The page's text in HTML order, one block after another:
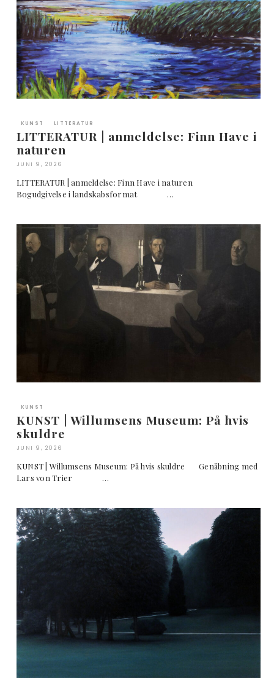
KUNST LITTERATUR
LITTERATUR | anmeldelse: Finn Have i
naturen
JUNI 9, 2026
LITTERATUR | anmeldelse: Finn Have i naturen
Bogudgivelse i landskabsformat …
KUNST
KUNST | Willumsens Museum: På hvis
skuldre
JUNI 9, 2026
KUNST | Willumsens Museum: På hvis skuldre Genåbning med
Lars von Trier …